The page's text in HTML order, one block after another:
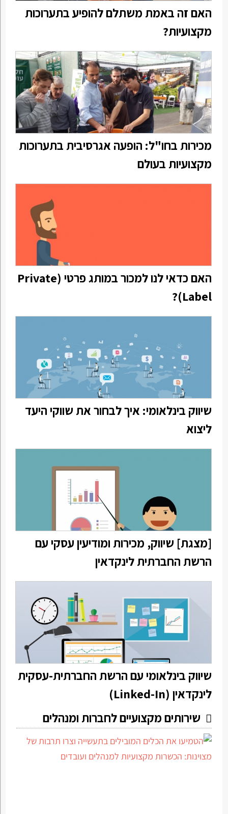
האם זה באמת משתלם להופיע בתערוכות
מקצועיות?
מכירות בחו"ל: הופעה אגרסיבית בתערוכות
מקצועיות בעולם
האם כדאי לנו למכור במותג פרטי (Private
Label)?
שיווק בינלאומי: איך לבחור את שווקי היעד
ליצוא
[מצגת] שיווק, מכירות ומודיעין עסקי עם
הרשת החברתית לינקדאין
שיווק בינלאומי עם הרשת החברתית-עסקית
לינקדאין (Linked-In)
שירותים מקצועיים לחברות ומנהלים